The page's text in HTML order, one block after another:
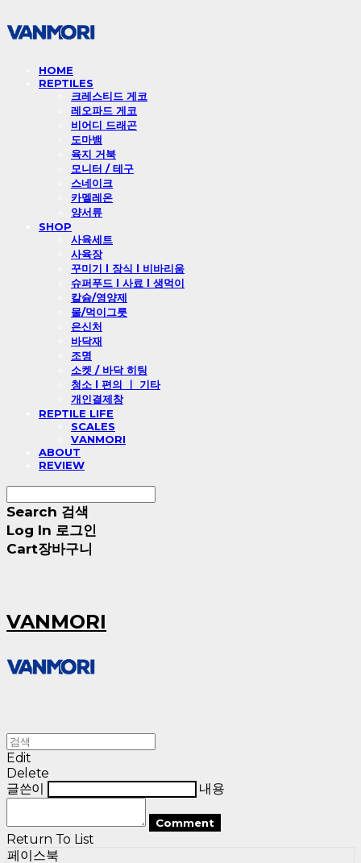
HOME
REPTILES
크레스티드 게코
레오파드 게코
비어디 드래곤
도마뱀
육지 거북
모니터 / 테구
스네이크
카멜레온
양서류
SHOP
사육세트
사육장
꾸미기 l 장식 l 비바리움
슈퍼푸드 l 사료 l 생먹이
칼슘/영양제
물/먹이그릇
은신처
바닥재
조명
소켓 / 바닥 히팅
청소 l 편의 ㅣ 기타
개인결제창
REPTILE LIFE
SCALES
VANMORI
ABOUT
REVIEW
Search 검색
Log In 로그인
Cart장바구니
VANMORI
Edit
Delete
글쓴이
내용
Comment
Return To List
페이스북